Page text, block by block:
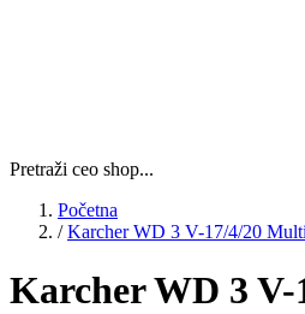
Pretraži ceo shop...
Početna
/ Karcher WD 3 V-17/4/20
Karcher WD 3